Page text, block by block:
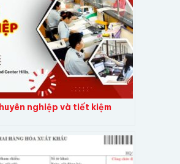
nghiệp và tiết kiệm